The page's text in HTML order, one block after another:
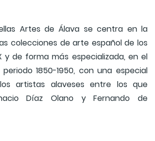
Artes de Álava se centra en la
colecciones de arte español de los
y de forma más especializada, en el
1850-1950, con una especial
artistas alaveses entre los que
Díaz Olano y Fernando de